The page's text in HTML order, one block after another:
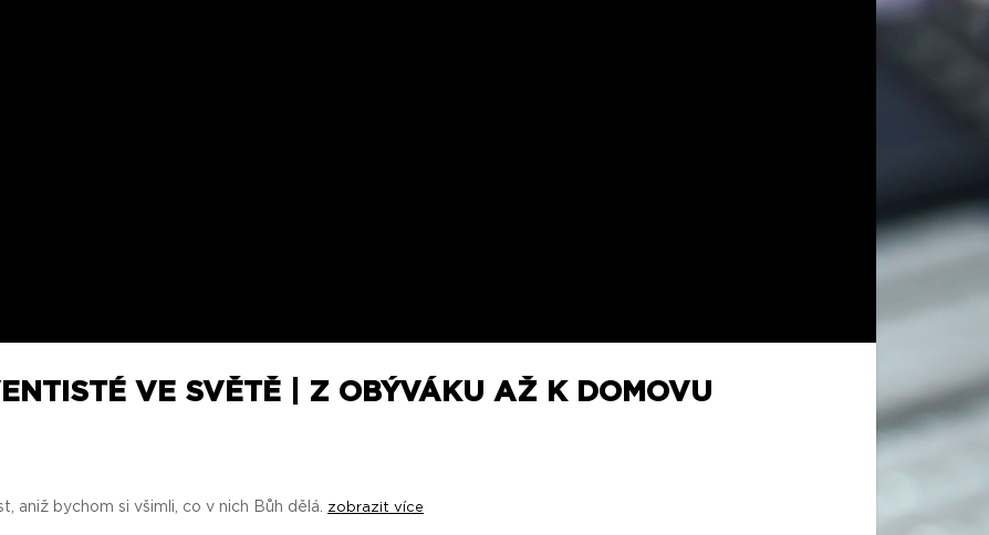
VE SVĚTĚ | Z OBÝVÁKU AŽ K DOMOVU
aniž bychom si všimli, co v nich Bůh dělá. zobrazit více